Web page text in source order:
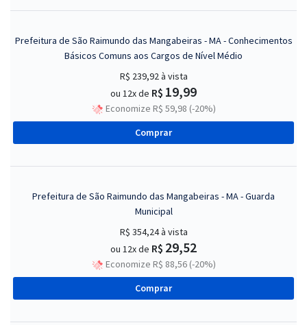
Prefeitura de São Raimundo das Mangabeiras - MA - Conhecimentos
Básicos Comuns aos Cargos de Nível Médio
R$ 239,92à vista
ou 12x de R$ 19,99
Economize R$ 59,98 (-20%)
Comprar
Prefeitura de São Raimundo das Mangabeiras - MA - Guarda
Municipal
R$ 354,24à vista
ou 12x de R$ 29,52
Economize R$ 88,56 (-20%)
Comprar